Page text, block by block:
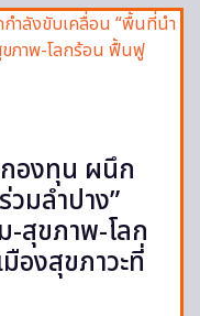
องทุน ผนึก
มลำปาง”
-สุขภาพ-โลก
องสุขภาวะที่